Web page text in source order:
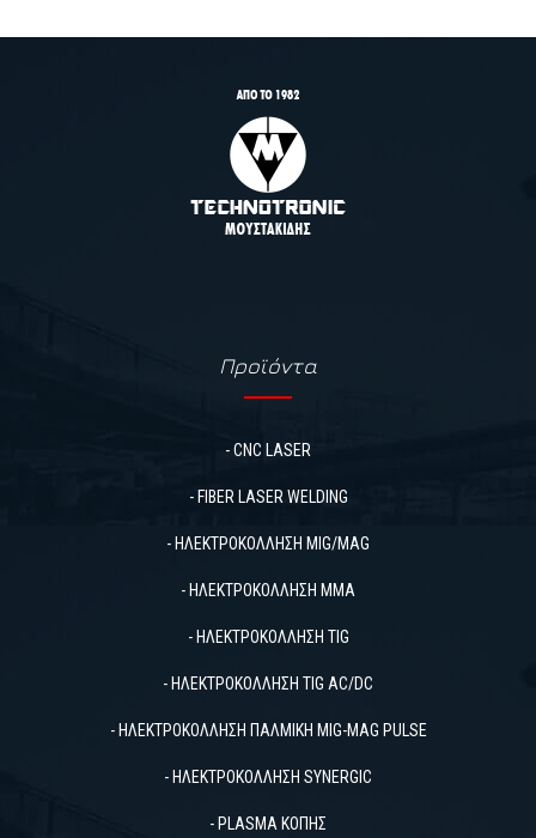
Προϊόντα
- CNC LASER
- FIBER LASER WELDING
- ΗΛΕΚΤΡΟΚΟΛΛΗΣΗ MIG/MAG
- ΗΛΕΚΤΡΟΚΟΛΛΗΣΗ MMA
- ΗΛΕΚΤΡΟΚΟΛΛΗΣΗ TIG
- ΗΛΕΚΤΡΟΚΟΛΛΗΣΗ TIG AC/DC
- ΗΛΕΚΤΡΟΚΟΛΛΗΣΗ ΠΑΛΜΙΚΗ MIG-MAG PULSΕ
- ΗΛΕΚΤΡΟΚΟΛΛΗΣΗ SYNERGIC
- PLASMA ΚΟΠΗΣ